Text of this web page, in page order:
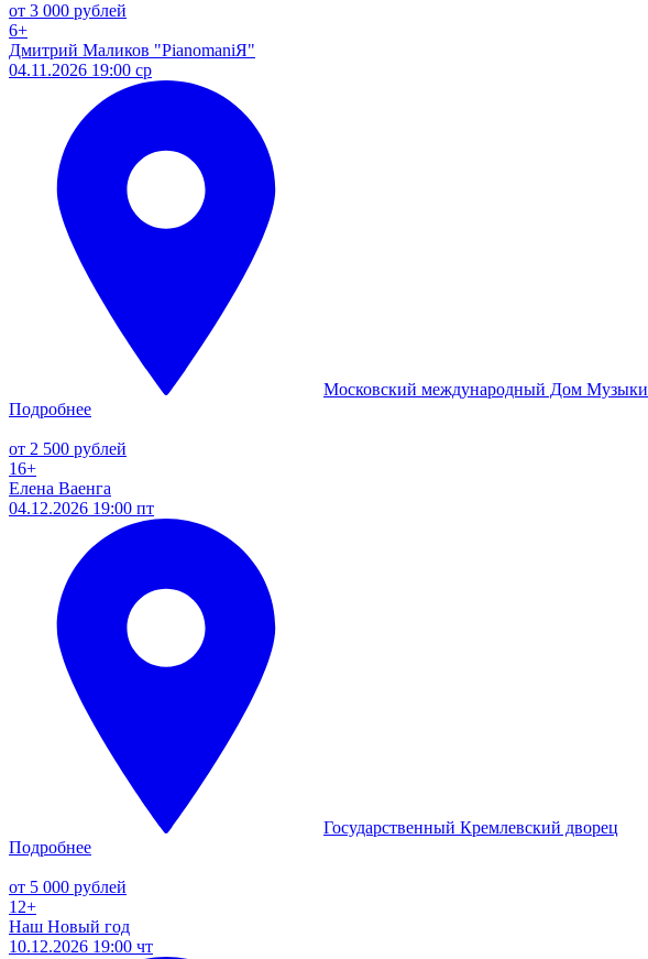
от 3 000 рублей
6+
Дмитрий Маликов "PianomaniЯ"
04.11.2026 19:00 ср
Московский международный Дом Музыки
Подробнее
от 2 500 рублей
16+
Елена Ваенга
04.12.2026 19:00 пт
Государственный Кремлевский дворец
Подробнее
от 5 000 рублей
12+
Наш Новый год
10.12.2026 19:00 чт